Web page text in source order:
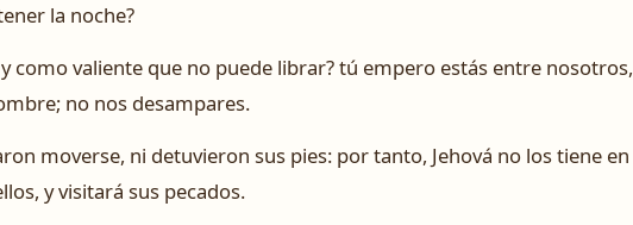
la noche?
como valiente que no puede librar? tú empero estás entre nosotros,
no nos desampares.
moverse, ni detuvieron sus pies: por tanto, Jehová no los tiene en
y visitará sus pecados.